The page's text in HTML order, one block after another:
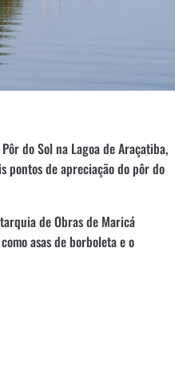
do Sol na Lagoa de Araçatiba,
pontos de apreciação do pôr do
de Obras de Maricá
asas de borboleta e o